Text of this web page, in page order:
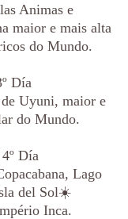
Animas e
maior e mais alta
do Mundo.
Día
Uyuni, maior e
do Mundo.
Día
Lago
del Sol☀️
Inca.